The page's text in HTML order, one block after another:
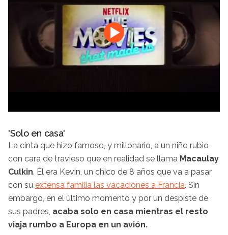
'Solo en casa'
La cinta que hizo famoso, y millonario, a un niño rubio
con cara de travieso que en realidad se llama Macaulay
Culkin. Él era Kevin, un chico de 8 años que va a pasar
con su extensa familia las vacaciones a Francia. Sin
embargo, en el último momento y por un despiste de
sus padres, acaba solo en casa mientras el resto
viaja rumbo a Europa en un avión.